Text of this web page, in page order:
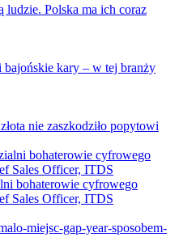
ludzie. Polska ma ich coraz
kary – w tej branży
nie zaszkodziło popytowi
bohaterowie cyfrowego
Sales Officer, ITDS